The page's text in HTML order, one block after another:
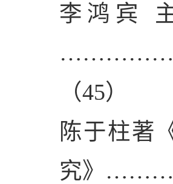
李鸿宾
（45）
陈于柱著
究》